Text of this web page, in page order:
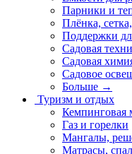
Парники и
Плёнка,
Поддержки
Садовая
Садовая
Садовое
Больше →
Туризм и отдых
Кемпинговая
Газ и горелки
Мангалы,
Матрасы,